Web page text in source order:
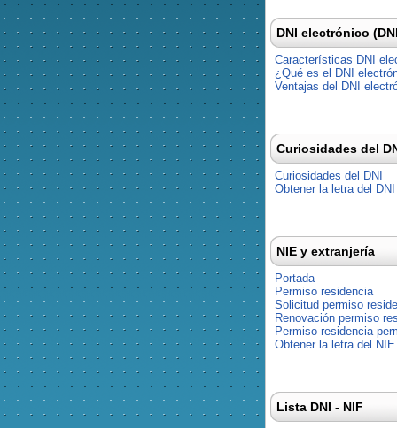
DNI electrónico
Características DNI
¿Qué es el DNI
Ventajas del DNI
Curiosidades del
Curiosidades del DNI
Obtener la letra del DNI
NIE y extranjería
Portada
Permiso residencia
Solicitud permiso
Renovación permiso
Permiso residencia
Obtener la letra del NIE
Lista DNI - NIF